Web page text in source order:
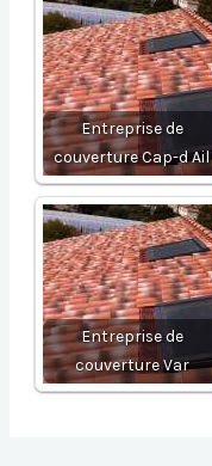
Entreprise de
couverture Cap-d Ail
Entreprise de
couverture Var